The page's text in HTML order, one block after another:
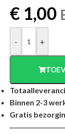
€ 1,00
- +
Binnen 2-3
Gratis